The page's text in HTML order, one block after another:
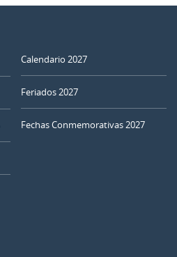
Calendario 2027
Feriados 2027
Fechas Conmemorativas 2027